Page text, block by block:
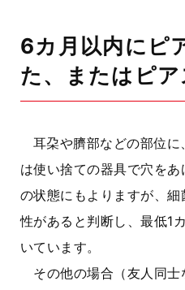
6カ月以内にピ
た、またはピ
耳朶や臍部などの部位
は使い捨ての器具で穴を
の状態にもよりますが、
性があると判断し、最低1
いています。
その他の場合（友人同士